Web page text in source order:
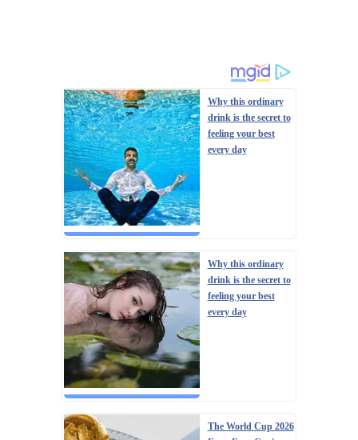
Why this ordinary
drink is the secret to
feeling your best
every day
Why this ordinary
drink is the secret to
feeling your best
every day
The World Cup 2026